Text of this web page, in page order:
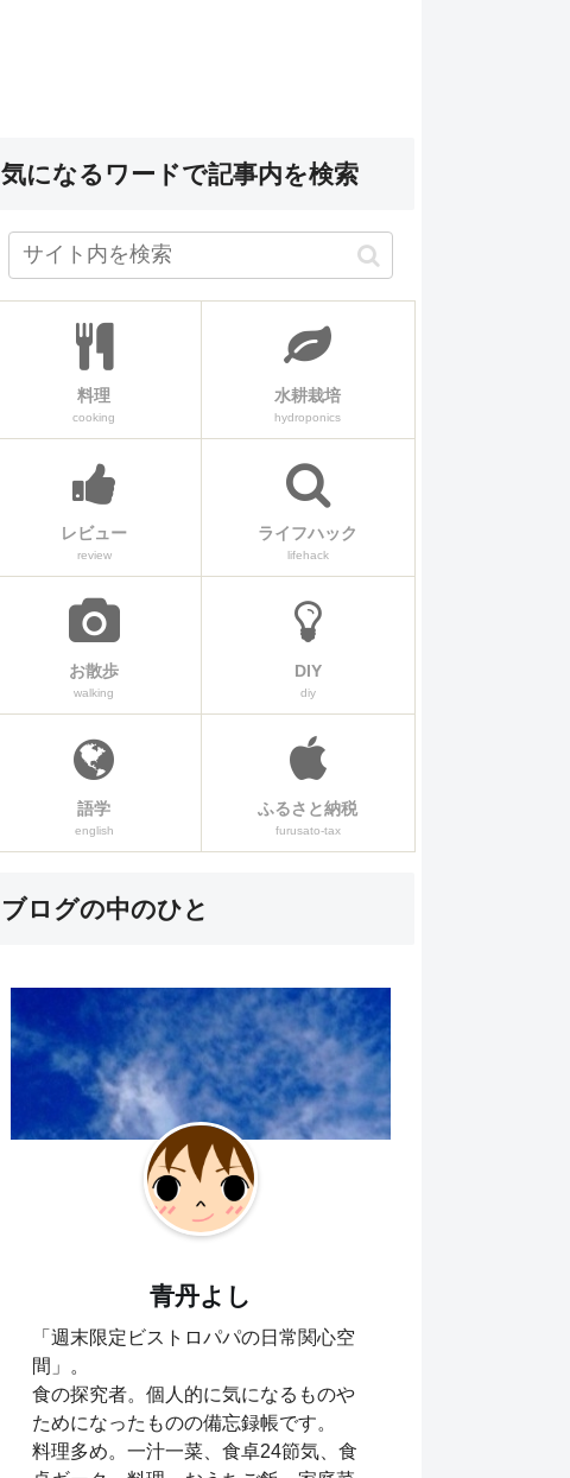
気になるワードで記事内を検索
料理
cooking
水耕栽培
hydroponics
レビュー
review
ライフハック
lifehack
お散歩
walking
DIY
diy
語学
english
ふるさと納税
furusato-tax
ブログの中のひと
青丹よし
「週末限定ビストロパパの日常関心空
間」。
食の探究者。個人的に気になるものや
ためになったものの備忘録帳です。
料理多め。一汁一菜、食卓24節気、食